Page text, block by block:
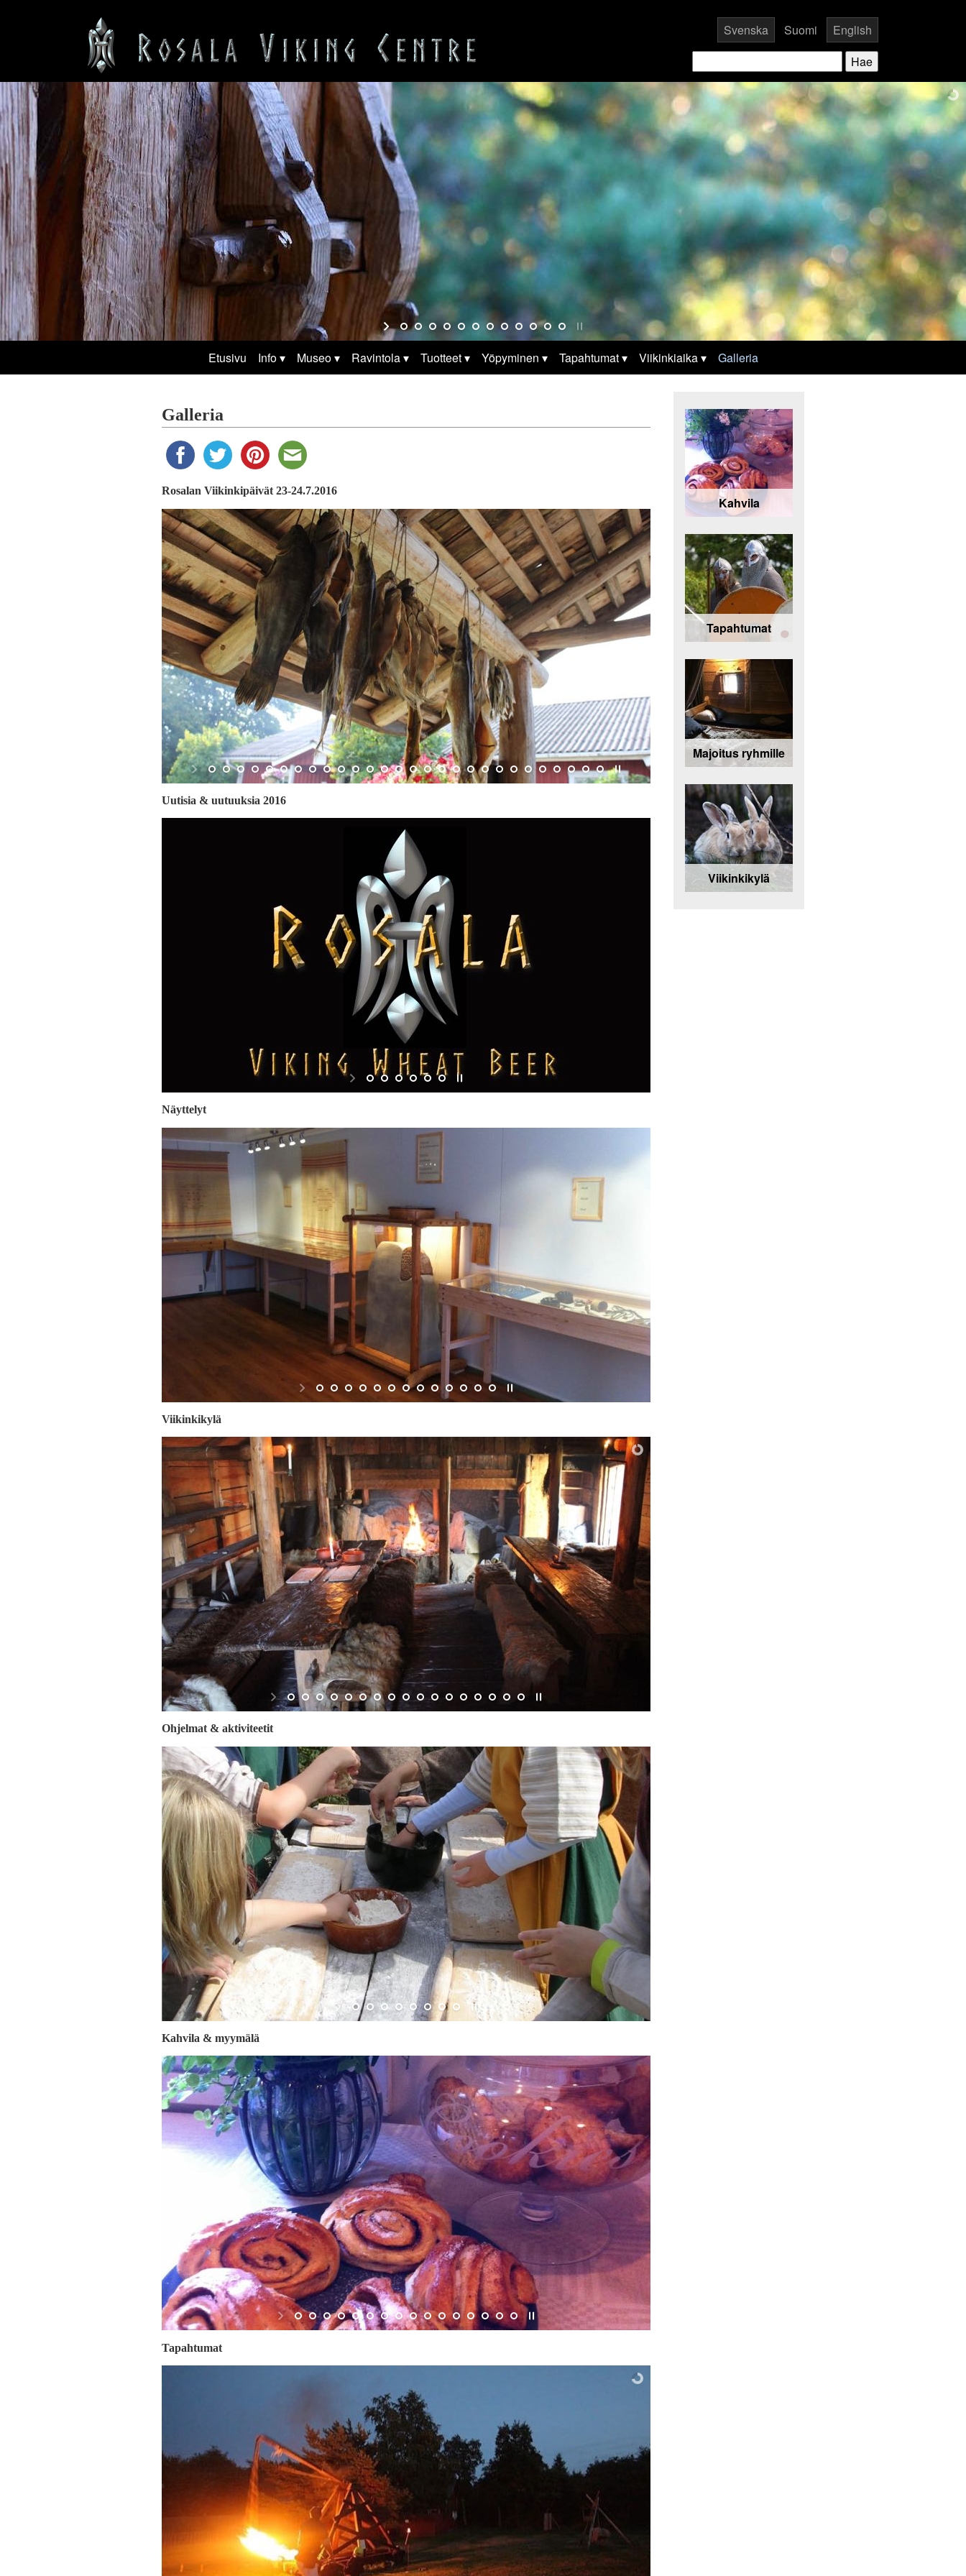
Svenska Suomi English
Etusivu Info Museo Ravintola Tuotteet Yöpyminen Tapahtumat Viikinkiaika Galleria
Galleria
Rosalan Viikinkipäivät 23-24.7.2016
Uutisia & uutuuksia 2016
Share buttons should go here, somehow...
Näyttelyt
Viikinkikylä
Ohjelmat & aktiviteetit
Share buttons should go here, somehow...
Kahvila & myymälä
Tapahtumat
Kahvila
Tapahtumat
Majoitus ryhmille
Viikinkikylä